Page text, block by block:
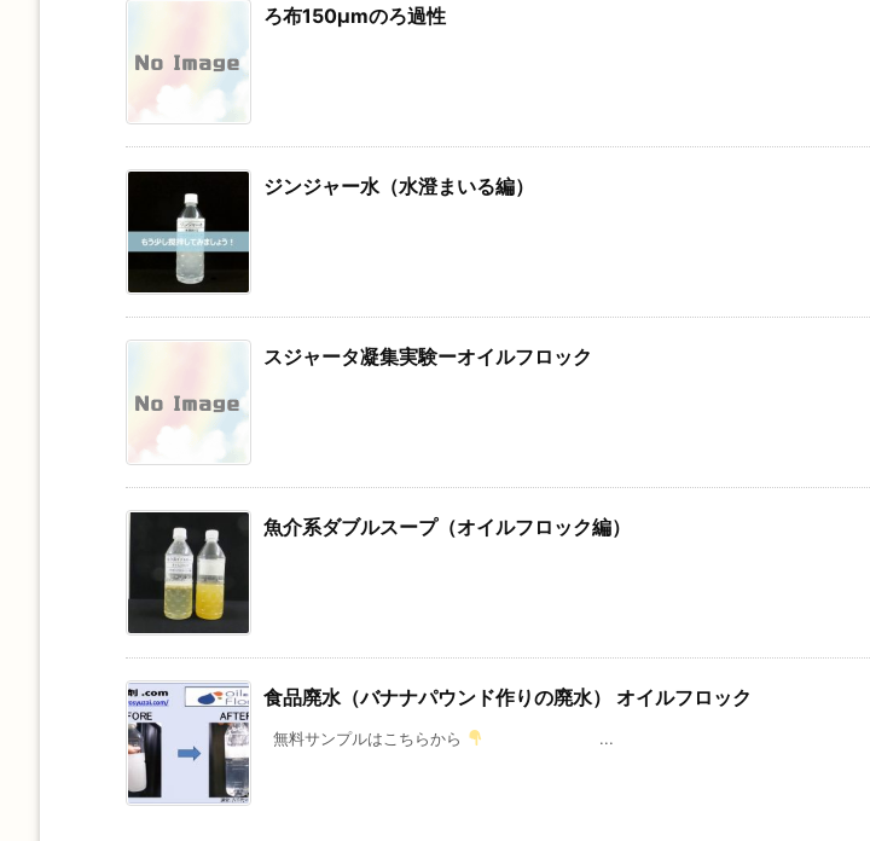
ろ布150μmのろ過性
ジンジャー水（水澄まいる編）
スジャータ凝集実験ーオイルフロック
魚介系ダブルスープ（オイルフロック編）
食品廃水（バナナパウンド作りの廃水） オイルフロック
無料サンプルはこちらから ...